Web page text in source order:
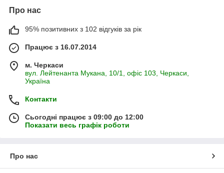
Про нас
95% позитивних з 102 відгуків за рік
Працює з 16.07.2014
м. Черкаси
вул. Лейтенанта Мукана, 10/1, офіс 103, Черкаси,
Україна
Контакти
Сьогодні працює з 09:00 до 12:00
Показати весь графік роботи
Про нас